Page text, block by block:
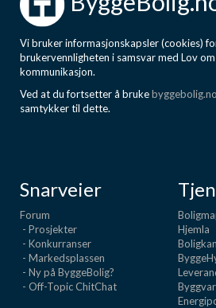
Vi bruker informasjonskapsler (cookies)
brukervennligheten i samsvar med Lov
kommunikasjon.
Ved at du fortsetter å brukebyggebolig.no
samtykker til dette.
Snarveier
Forum
- Prosjekter
- Konkurranser
- Markedsplassen
- Ny på ByggeBolig?
- Off-Topic ChitChat
Hjemla